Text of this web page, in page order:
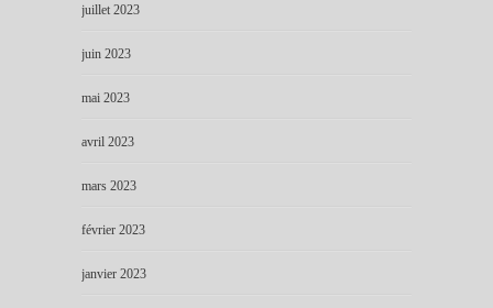
juillet 2023
juin 2023
mai 2023
avril 2023
mars 2023
février 2023
janvier 2023